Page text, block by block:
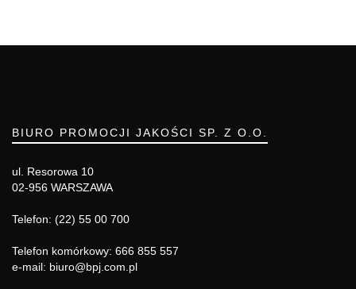
BIURO PROMOCJI JAKOŚCI SP. Z O.O.
ul. Resorowa 10
02-956 WARSZAWA
Telefon: (22) 55 00 700
Telefon komórkowy: 666 855 557
e-mail: biuro@bpj.com.pl